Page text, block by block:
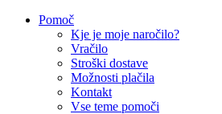
Pomoč
Kje je moje naročilo?
Vračilo
Stroški dostave
Možnosti plačila
Kontakt
Vse teme pomoči